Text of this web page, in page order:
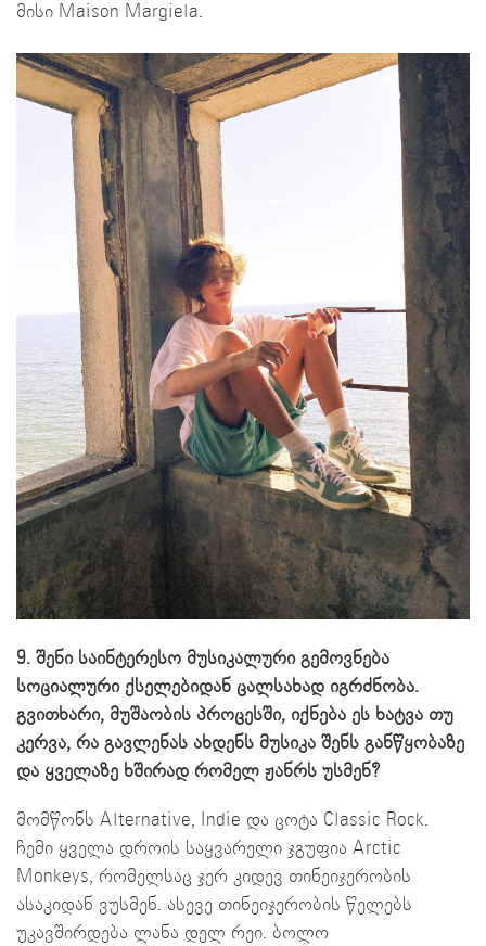
მისი Maison Margiela.
9. შენი საინტერესო მუსიკალური გემოვნება
სოციალური ქსელებიდან ცალსახად იგრძნობა.
გვითხარი, მუშაობის პროცესში, იქნება ეს ხატვა თუ
კერვა, რა გავლენას ახდენს მუსიკა შენს განწყობაზე
და ყველაზე ხშირად რომელ ჟანრს უსმენ?
მომწონს Alternative, Indie და ცოტა Classic Rock.
ჩემი ყველა დროის საყვარელი ჯგუფია Arctic
Monkeys, რომელსაც ჯერ კიდევ თინეიჯერობის
ასაკიდან ვუსმენ. ასევე თინეიჯერობის წელებს
უკავშირდება ლანა დელ რეი. ბოლო